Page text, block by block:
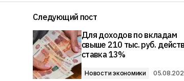
Следующий пост
Для доходов по вкладам
свыше 210 тыс. руб.
ставка 13%
Новости экономики